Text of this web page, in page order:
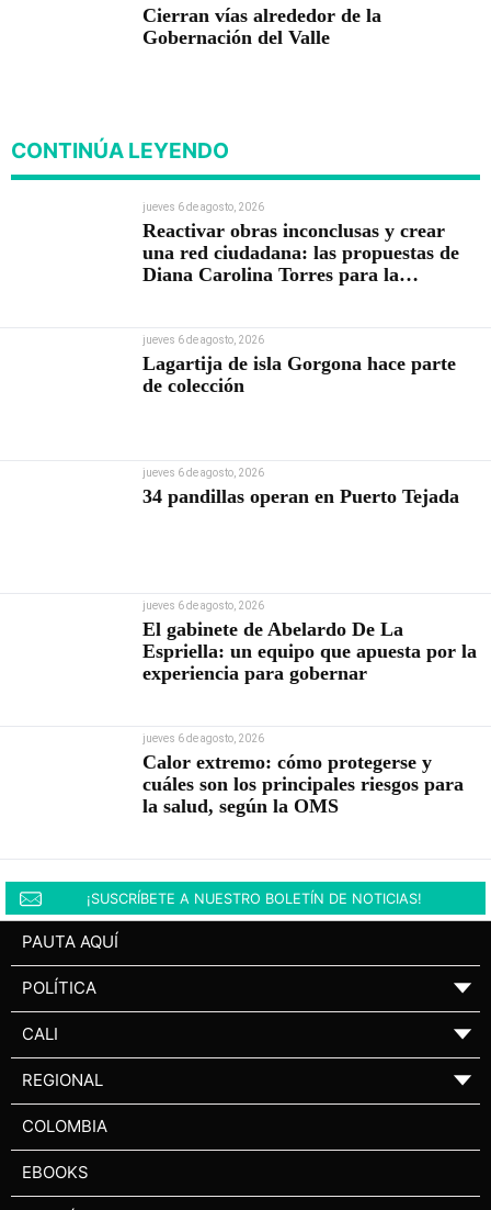
Cierran vías alrededor de la
Gobernación del Valle
CONTINÚA LEYENDO
jueves 6 de agosto, 2026
Reactivar obras inconclusas y crear
una red ciudadana: las propuestas de
Diana Carolina Torres para la
jueves 6 de agosto, 2026
Lagartija de isla Gorgona hace parte
de colección
jueves 6 de agosto, 2026
34 pandillas operan en Puerto Tejada
jueves 6 de agosto, 2026
El gabinete de Abelardo De La
Espriella: un equipo que apuesta por la
experiencia para gobernar
jueves 6 de agosto, 2026
Calor extremo: cómo protegerse y
cuáles son los principales riesgos para
la salud, según la OMS
¡SUSCRÍBETE A NUESTRO BOLETÍN DE NOTICIAS!
PAUTA AQUÍ
POLÍTICA ▼
CALI ▼
REGIONAL ▼
COLOMBIA
EBOOKS